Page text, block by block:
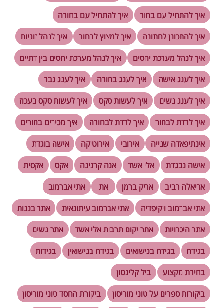
איך להתחיל עם בחור
איך להתחיל עם בחורה
איך להתכונן לחתונה
איך למצוץ לבחור
איך לנהל זוגיות
איך לנהל מערכת יחסים
איך לנהל מערכת יחסים בין דתיים
איך לענג אישה
איך לענג בחורה
איך לענג גבר
איך לענג נשים
איך לעשות סקס
איך לעשות סקס בעכוז
איך לרדת לבחור
איך לרדת לבחורה
איך מכירים בחורים
אינתיפאדה שנייה
אירובי אירוטיקה
אישה בוגדת
אישה נבגדת
אלי אשד אנה קרנינה אקס
אקסית
אריאלה רביב
אריק ברמן את
אתי אברמוב
אתי אברמוב ויקיפדיה
אתי אברמוב עיתונאית
אתר בננות
אתר היכרויות
אתר יקום תרבות אלי אשד
אתר נשים
בגידה
בגידה בנישואים בגידה בנישואין
בגידות
בחירת מקצוע
ביל קלינטון
ביקורות ספרים על טוני מוריסון
ביקורת החסד טוני מוריסון